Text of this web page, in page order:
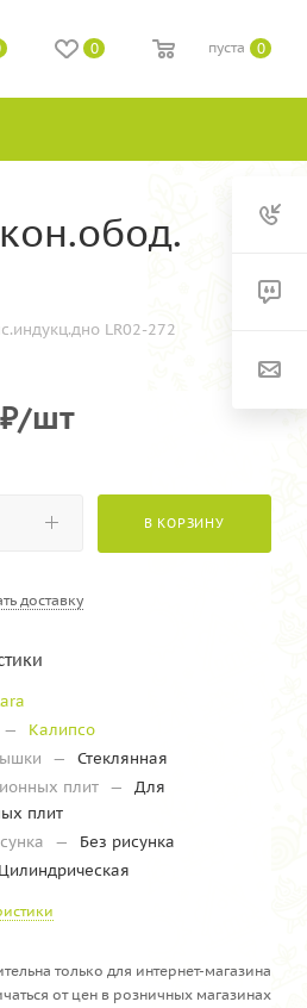
0 0
пуста
LR02-272
₽/шт
В КОРЗИНУ
доставку
—
Калипсо
—
Стеклянная
плит —
Для
плит
—
Без рисунка
Цилиндрическая
только для интернет-магазина
от цен в розничных магазинах